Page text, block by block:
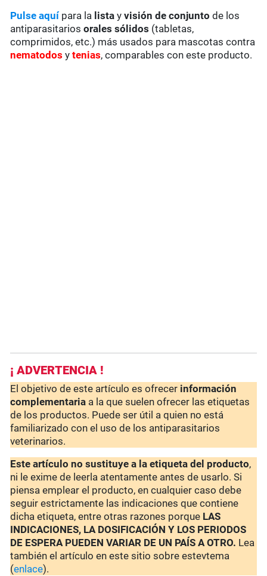
Pulse aquípara la lista yvisión de conjunto de los
antiparasitariosorales sólidos (tabletas,
comprimidos, etc.) más usados para mascotas contra
nematodos ytenias, comparables con este producto.
¡ ADVERTENCIA !
El objetivo de este artículo es ofrecer información
complementaria a la que suelen ofrecer las etiquetas
de los productos. Puede ser útil a quien no está
familiarizado con el uso de los antiparasitarios
veterinarios.
Este artículo no sustituye a la etiqueta del producto,
ni le exime de leerla atentamente antes de usarlo. Si
piensa emplear el producto, en cualquier caso debe
seguir estrictamente las indicaciones que contiene
dicha etiqueta, entre otras razones porque LAS
INDICACIONES, LA DOSIFICACIÓN Y LOS PERIODOS
DE ESPERA PUEDEN VARIAR DE UN PAÍS A OTRO. Lea
también el artículo en este sitio sobre estevtema
(enlace).